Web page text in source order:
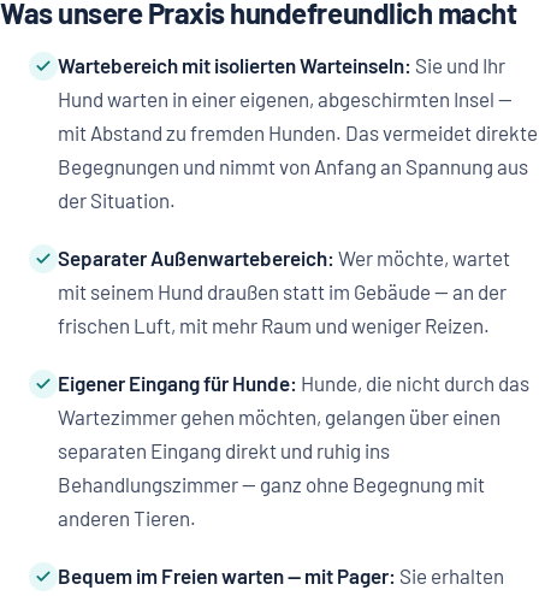
Was unsere Praxis hundefreundlich macht
Wartebereich mit isolierten Warteinseln: Sie und Ihr
Hund warten in einer eigenen, abgeschirmten Insel —
mit Abstand zu fremden Hunden. Das vermeidet direkte
Begegnungen und nimmt von Anfang an Spannung aus
der Situation.
Separater Außenwartebereich: Wer möchte, wartet
mit seinem Hund draußen statt im Gebäude — an der
frischen Luft, mit mehr Raum und weniger Reizen.
Eigener Eingang für Hunde: Hunde, die nicht durch das
Wartezimmer gehen möchten, gelangen über einen
separaten Eingang direkt und ruhig ins
Behandlungszimmer — ganz ohne Begegnung mit
anderen Tieren.
Bequem im Freien warten — mit Pager: Sie erhalten